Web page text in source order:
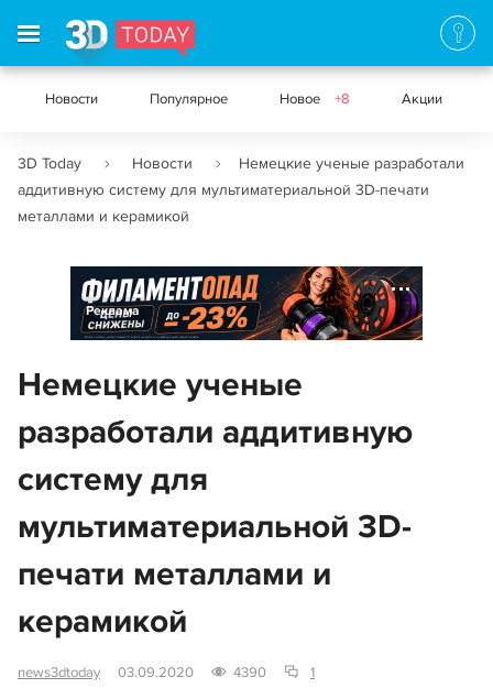
Новости Популярное Новое +8 Акции
3D Today Новости
Немецкие ученые разработали
аддитивную систему для мультиматериальной 3D-печати
металлами и керамикой
Реклама
Немецкие ученые
разработали аддитивную
систему для
мультиматериальной 3D-
печати металлами и
керамикой
news3dtoday 03.09.2020 4390 1